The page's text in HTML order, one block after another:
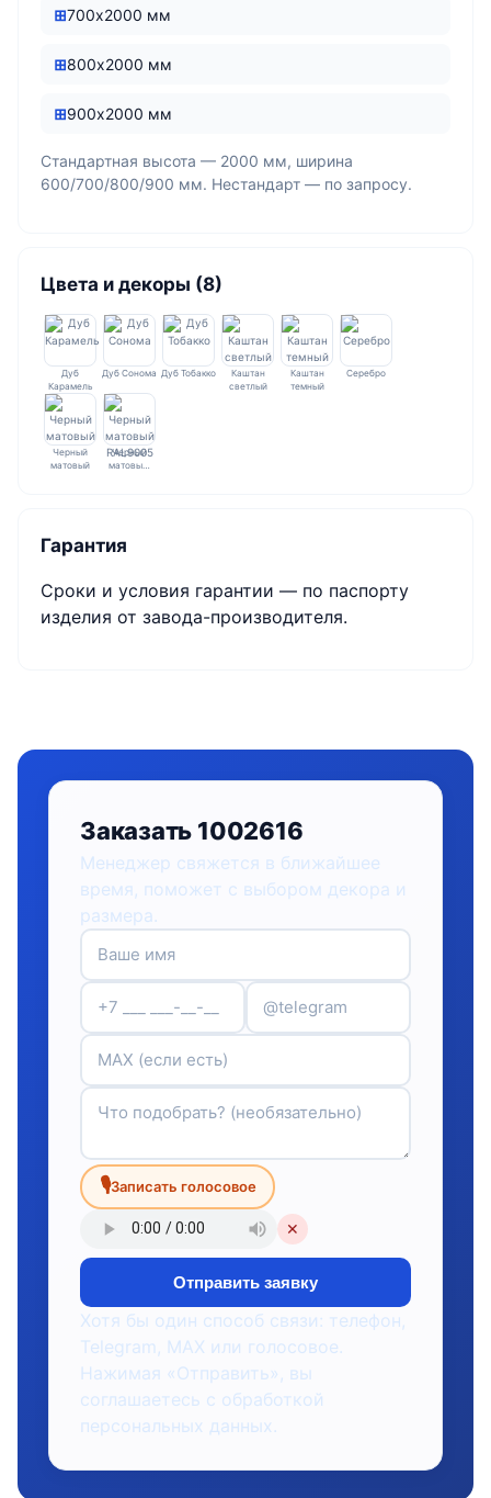
700х2000 мм
800х2000 мм
900х2000 мм
Стандартная высота — 2000 мм, ширина
600/700/800/900 мм. Нестандарт — по запросу.
Цвета и декоры (8)
Дуб
Карамель
Дуб Сонома Дуб Тобакко
Каштан
светлый
Каштан
темный
Серебро
Черный
матовый
Черный
матовы…
Гарантия
Сроки и условия гарантии — по паспорту
изделия от завода-производителя.
Заказать 1002616
Менеджер свяжется в ближайшее
время, поможет с выбором декора и
размера.
🎙Записать голосовое
✕
Отправить заявку
Хотя бы один способ связи: телефон,
Telegram, MAX или голосовое.
Нажимая «Отправить», вы
соглашаетесь с обработкой
персональных данных.